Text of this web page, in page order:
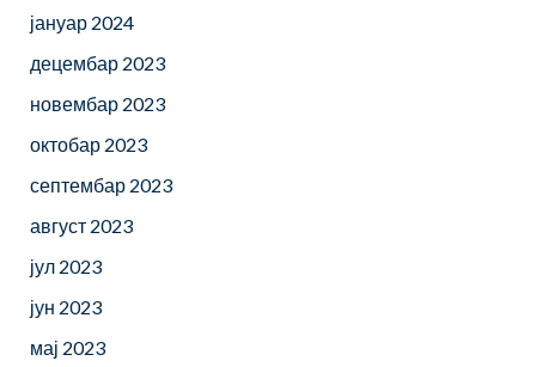
јануар 2024
децембар 2023
новембар 2023
октобар 2023
септембар 2023
август 2023
јул 2023
јун 2023
мај 2023